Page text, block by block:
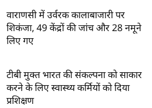
वाराणसी में उर्वरक कालाबाजारी पर
शिकंजा, 49 केंद्रों की जांच और 28 नमूने
लिए गए
टीबी मुक्त भारत की संकल्पना को साकार
करने के लिए स्वास्थ्य कर्मियों को दिया
प्रशिक्षण